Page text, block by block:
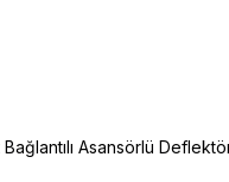
Asansörlü